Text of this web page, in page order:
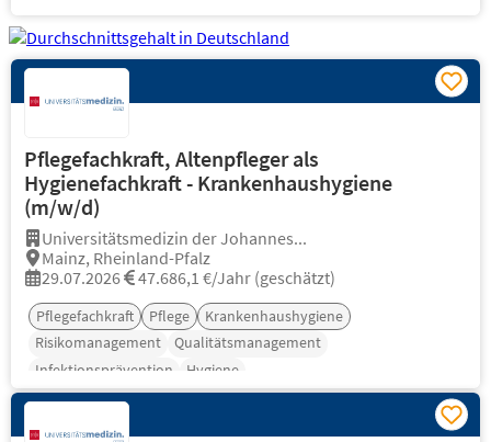
Pflegefachkraft, Altenpfleger als
Hygienefachkraft - Krankenhaushygiene
(m/w/d)
Universitätsmedizin der Johannes...
Mainz, Rheinland-Pfalz
29.07.2026
47.686,1 €/Jahr (geschätzt)
Pflegefachkraft Pflege
Krankenhaushygiene
Risikomanagement
Qualitätsmanagement
Infektionsprävention
Hygiene